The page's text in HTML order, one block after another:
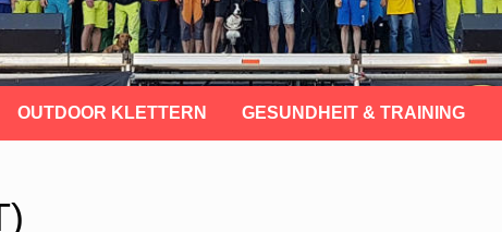
OUTDOOR KLETTERN GESUNDHEIT & TRAINING